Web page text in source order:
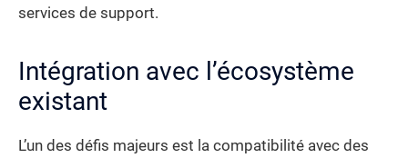
services de support.
Intégration avec l’écosystème
existant
L’un des défis majeurs est la compatibilité avec des